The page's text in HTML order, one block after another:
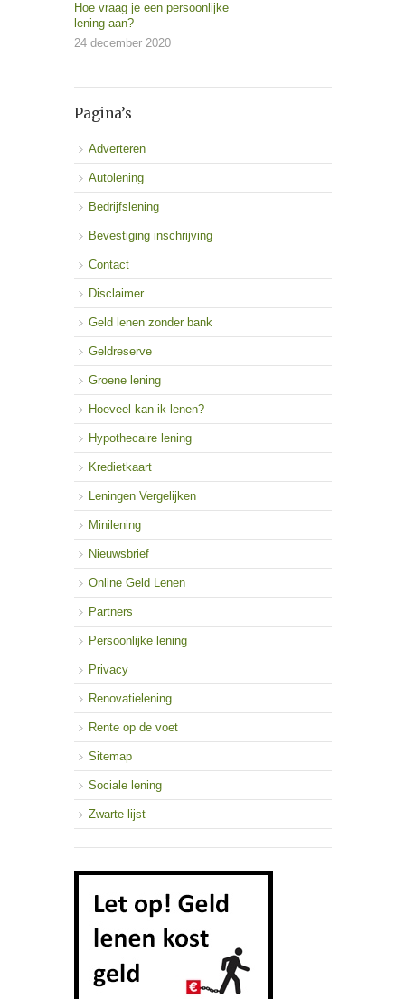
Hoe vraag je een persoonlijke
lening aan?
24 december 2020
Pagina’s
Adverteren
Autolening
Bedrijfslening
Bevestiging inschrijving
Contact
Disclaimer
Geld lenen zonder bank
Geldreserve
Groene lening
Hoeveel kan ik lenen?
Hypothecaire lening
Kredietkaart
Leningen Vergelijken
Minilening
Nieuwsbrief
Online Geld Lenen
Partners
Persoonlijke lening
Privacy
Renovatielening
Rente op de voet
Sitemap
Sociale lening
Zwarte lijst